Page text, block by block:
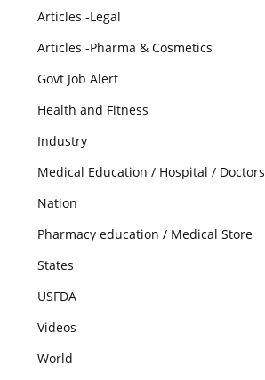
Articles -Legal
Articles -Pharma & Cosmetics
Govt Job Alert
Health and Fitness
Industry
Medical Education / Hospital / Doctors
Nation
Pharmacy education / Medical Store
States
USFDA
Videos
World